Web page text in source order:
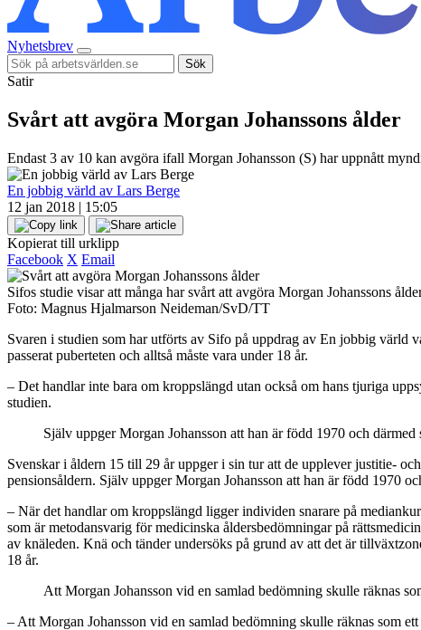
Nyhetsbrev
Sök
Satir
Svårt att avgöra Morgan Johanssons ålder
Endast 3 av 10 kan avgöra ifall Morgan Johansson (S) har uppnått
En jobbig värld av Lars Berge
12 jan 2018 | 15:05
Kopierat till urklipp
Facebook X Email
Sifos studie visar att många har svårt att avgöra Morgan Johanssons
Foto: Magnus Hjalmarson Neideman/SvD/TT
Svaren i studien som har utförts av Sifo på uppdrag av En jobbig värld
passerat puberteten och alltså måste vara under 18 år.
– Det handlar inte bara om kroppslängd utan också om hans tjuriga
studien.
Själv uppger Morgan Johansson att han är född 1970 och
Svenskar i åldern 15 till 29 år uppger i sin tur att de upplever justitie-
pensionsåldern. Själv uppger Morgan Johansson att han är född 1970
– När det handlar om kroppslängd ligger individen snarare på
som är metodansvarig för medicinska åldersbedömningar på
av knäleden. Knä och tänder undersöks på grund av att det är
18 år.
Att Morgan Johansson vid en samlad bedömning skulle räknas
– Att Morgan Johansson vid en samlad bedömning skulle räknas som